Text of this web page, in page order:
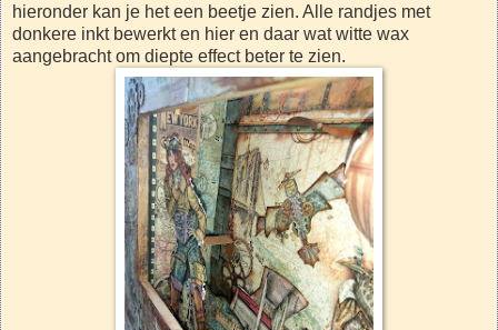
hieronder kan je het een beetje zien. Alle randjes met
donkere inkt bewerkt en hier en daar wat witte wax
aangebracht om diepte effect beter te zien.